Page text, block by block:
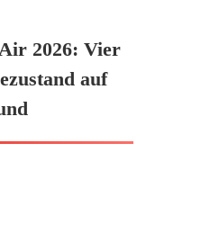
2026: Vier
auf